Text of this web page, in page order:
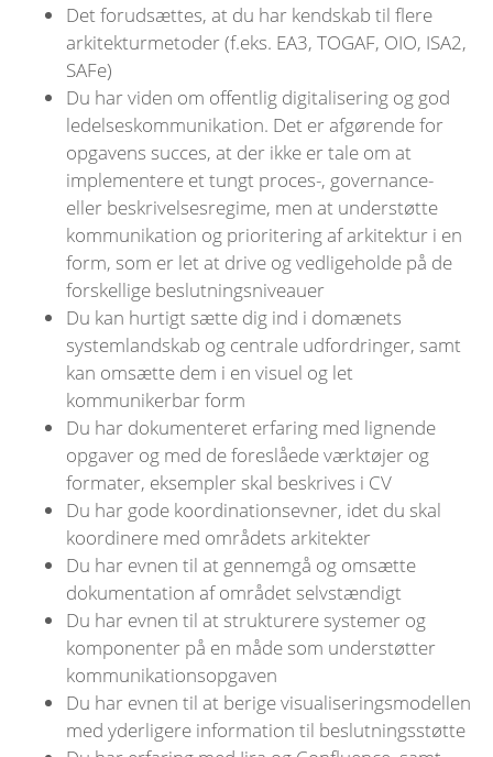
Det forudsættes, at du har kendskab til flere
arkitekturmetoder (f.eks. EA3, TOGAF, OIO, ISA2,
SAFe)
Du har viden om offentlig digitalisering og god
ledelseskommunikation. Det er afgørende for
opgavens succes, at der ikke er tale om at
implementere et tungt proces-, governance-
eller beskrivelsesregime, men at understøtte
kommunikation og prioritering af arkitektur i en
form, som er let at drive og vedligeholde på de
forskellige beslutningsniveauer
Du kan hurtigt sætte dig ind i domænets
systemlandskab og centrale udfordringer, samt
kan omsætte dem i en visuel og let
kommunikerbar form
Du har dokumenteret erfaring med lignende
opgaver og med de foreslåede værktøjer og
formater, eksempler skal beskrives i CV
Du har gode koordinationsevner, idet du skal
koordinere med områdets arkitekter
Du har evnen til at gennemgå og omsætte
dokumentation af området selvstændigt
Du har evnen til at strukturere systemer og
komponenter på en måde som understøtter
kommunikationsopgaven
Du har evnen til at berige visualiseringsmodellen
med yderligere information til beslutningsstøtte